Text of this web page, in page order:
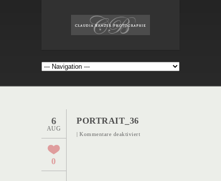
6
AUG
0
PORTRAIT_36
| Kommentare deaktiviertfür